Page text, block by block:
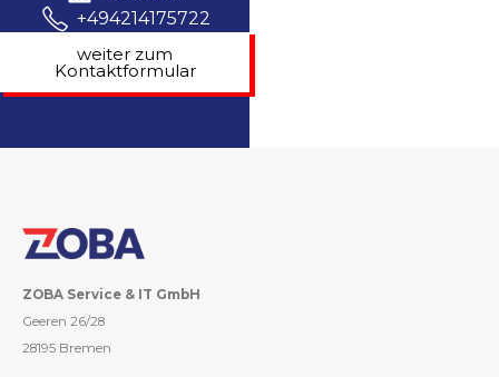
+494214175722
weiter zum
Kontaktformular
ZOBA Service & IT GmbH
Geeren 26/28
28195 Bremen